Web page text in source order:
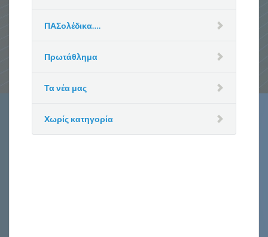
ΠΑΣολέδικα….
Πρωτάθλημα
Τα νέα μας
Χωρίς κατηγορία